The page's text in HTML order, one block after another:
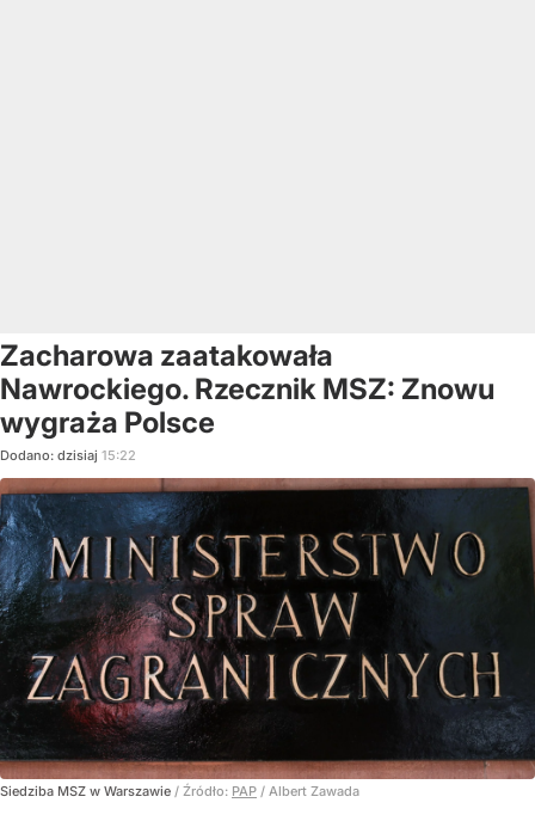
Zacharowa zaatakowała
Nawrockiego. Rzecznik MSZ: Znowu
wygraża Polsce
Dodano: dzisiaj 15:22
Siedziba MSZ w Warszawie / Źródło: PAP / Albert Zawada